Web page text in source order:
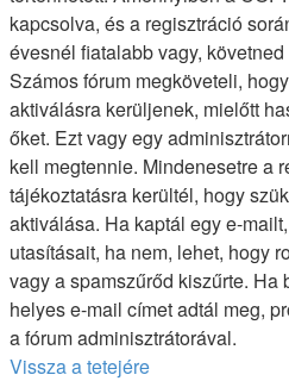
kapcsolva, és a regisztráció
évesnél fiatalabb vagy,
Számos fórum megköveteli,
aktiválásra kerüljenek, mielőtt
őket. Ezt vagy egy
kell megtennie. Mindenesetre a
tájékoztatásra kerültél, hogy
aktiválása. Ha kaptál egy e-
utasításait, ha nem, lehet, hogy
vagy a spamszűrőd kiszűrte. Ha
helyes e-mail címet adtál meg,
a fórum adminisztrátorával.
Vissza a tetejére